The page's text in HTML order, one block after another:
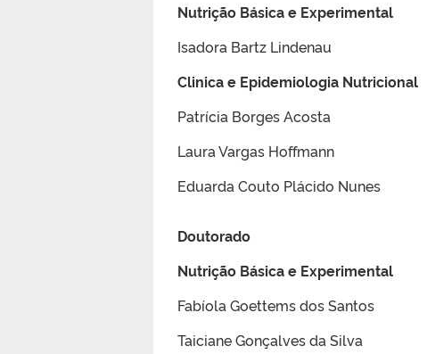
Nutrição Básica e Experimental
Isadora Bartz Lindenau
Clinica e Epidemiologia Nutricional
Patrícia Borges Acosta
Laura Vargas Hoffmann
Eduarda Couto Plácido Nunes
Doutorado
Nutrição Básica e Experimental
Fabíola Goettems dos Santos
Taiciane Gonçalves da Silva